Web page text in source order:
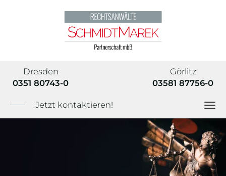
Dresden
0351 80743-0
Görlitz
03581 87756-0
Jetzt kontaktieren!